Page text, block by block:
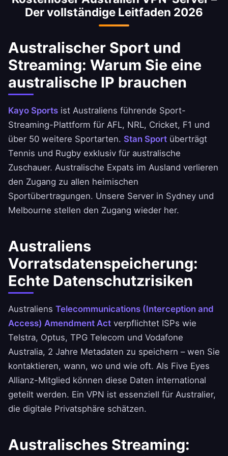
Plattformen erforderlich.
Der vollständige Leitfaden 2026
Australischer Sport und
Streaming: Warum Sie eine
australische IP brauchen
Kayo Sports ist Australiens führende Sport-
Streaming-Plattform für AFL, NRL, Cricket, F1 und
über 50 weitere Sportarten. Stan Sport überträgt
Tennis und Rugby exklusiv für australische
Zuschauer. Australische Expats im Ausland verlieren
den Zugang zu allen heimischen
Sportübertragungen. Unsere Server in Sydney und
Melbourne stellen den Zugang wieder her.
Australiens
Vorratsdatenspeicherung:
Echte Datenschutzrisiken
Australiens Telecommunications (Interception and
Access) Amendment Act verpflichtet ISPs wie
Telstra, Optus, TPG Telecom und Vodafone
Australia, 2 Jahre Metadaten zu speichern – wen Sie
kontaktieren, wann, wo und wie oft. Als Five Eyes
Allianz-Mitglied können diese Daten international
geteilt werden. Ein VPN ist essenziell für Australier,
die digitale Privatsphäre schätzen.
Australisches Streaming: